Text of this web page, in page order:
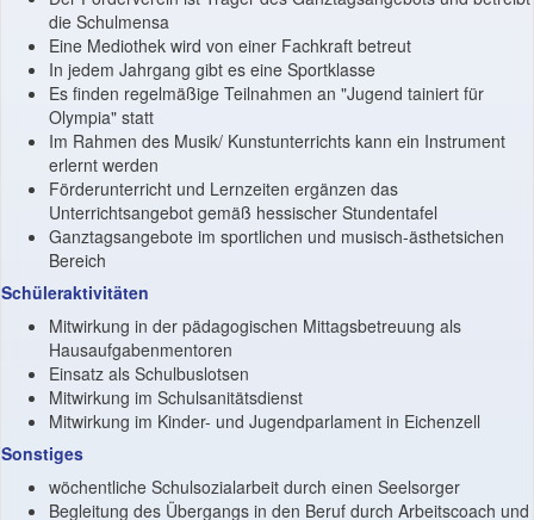
die Schulmensa
Eine Mediothek wird von einer Fachkraft betreut
In jedem Jahrgang gibt es eine Sportklasse
Es finden regelmäßige Teilnahmen an "Jugend tainiert für
Olympia" statt
Im Rahmen des Musik/ Kunstunterrichts kann ein Instrument
erlernt werden
Förderunterricht und Lernzeiten ergänzen das
Unterrichtsangebot gemäß hessischer Stundentafel
Ganztagsangebote im sportlichen und musisch-ästhetsichen
Bereich
Schüleraktivitäten
Mitwirkung in der pädagogischen Mittagsbetreuung als
Hausaufgabenmentoren
Einsatz als Schulbuslotsen
Mitwirkung im Schulsanitätsdienst
Mitwirkung im Kinder- und Jugendparlament in Eichenzell
Sonstiges
wöchentliche Schulsozialarbeit durch einen Seelsorger
Begleitung des Übergangs in den Beruf durch Arbeitscoach und